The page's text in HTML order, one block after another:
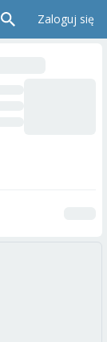
Zaloguj się